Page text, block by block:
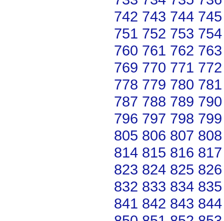
742 743 744 745
751 752 753 754
760 761 762 763
769 770 771 772
778 779 780 781
787 788 789 790
796 797 798 799
805 806 807 808
814 815 816 817
823 824 825 826
832 833 834 835
841 842 843 844